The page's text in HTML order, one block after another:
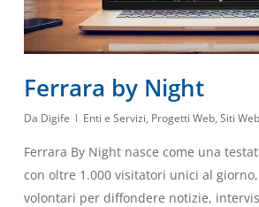
Ferrara by Night
Da Digife Enti e Servizi, Progetti Web, Siti
Ferrara By Night nasce come una
con oltre 1.000 visitatori unici al
volontari per diffondere notizie,